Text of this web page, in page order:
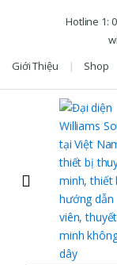
Hotline 1:
Giới Thiệu
Shop